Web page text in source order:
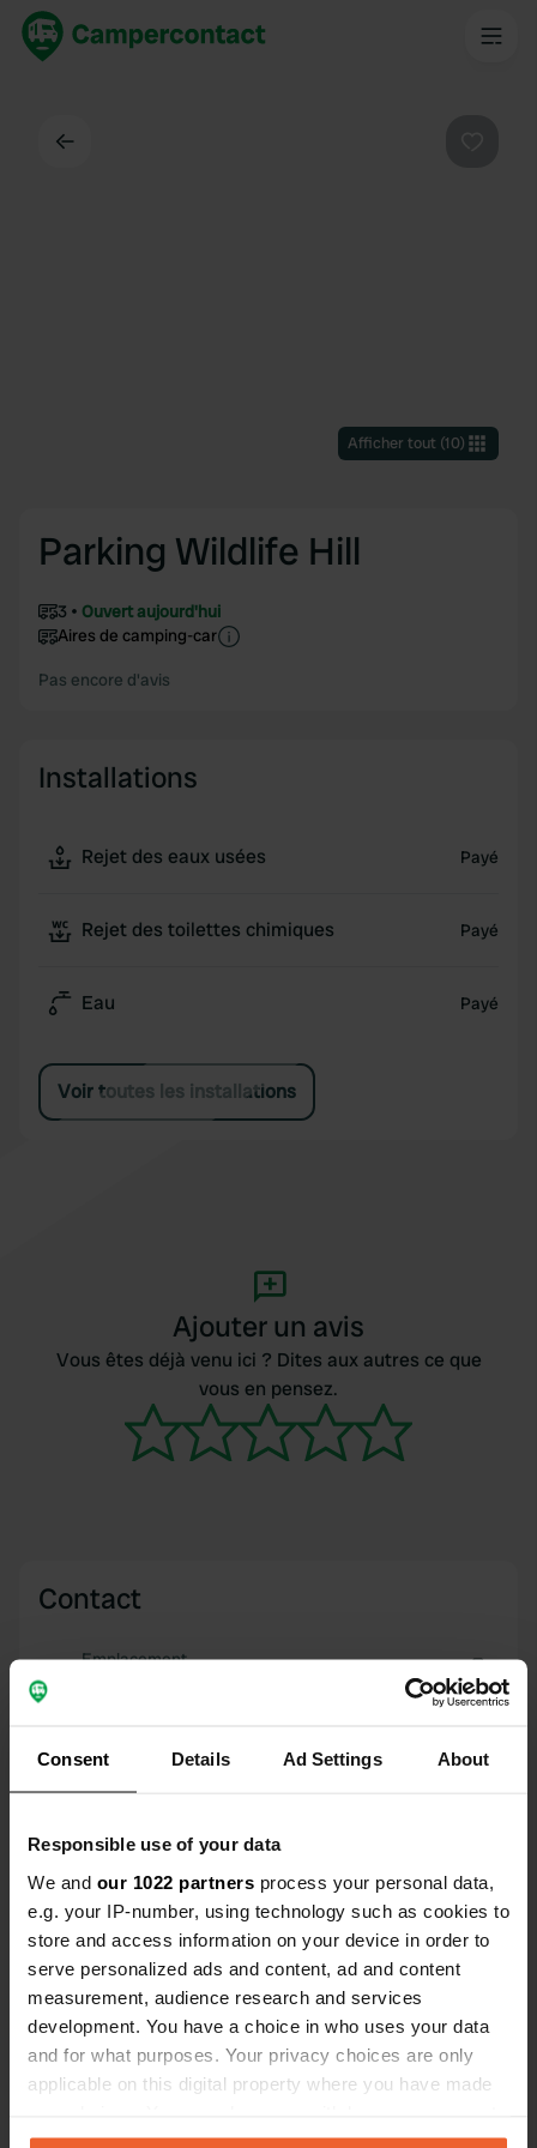
Consent Details Ad Settings About
Responsible use of your data
We and our 1022 partners process your personal data,
e.g. your IP-number, using technology such as cookies to
store and access information on your device in order to
serve personalized ads and content, ad and content
measurement, audience research and services
development. You have a choice in who uses your data
and for what purposes. Your privacy choices are only
applicable on this digital property where you have made
any time from the Cookie Declaration or by clicking on
Afficher tout(10)
Parking Wildlife Hill
3
Ouvert aujourd'hui
Aires de camping-car
Pas encore d'avis
Installations
Rejet des eaux usées Payé
Rejet des toilettes chimiques Payé
Eau Payé
Voir toutes les installations
Ajouter un avis
Vous êtes déjà venu ici ? Dites aux autres ce que
vous en pensez.
Contact
Emplacement
Copie
Coordonnées
49.88507413 10.55379683
98479 Copie
Passer àPRO+
pour toutes les coordonnées
Carte
Afficher sur la carte